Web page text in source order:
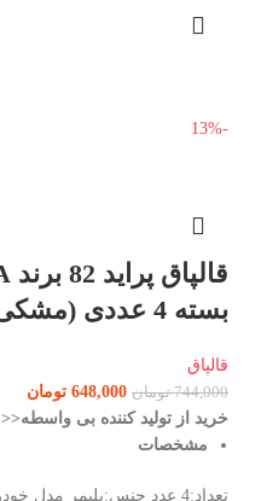
-13%
بسته 4 عددی (مشکی مات)
قالپاق
744,000 تومان 648,000 تومان
خرید از تولید کننده بی واسطه<<
مشخصات
تعداد:4 عدد جنس:پلیمر مدل خودرو:پراید کشور سازنده:ایران